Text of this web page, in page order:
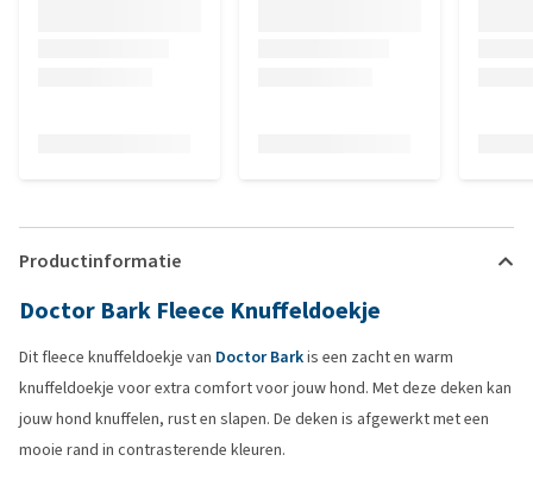
Productinformatie
Doctor Bark Fleece Knuffeldoekje
Dit fleece knuffeldoekje van Doctor Barkis een zacht en warm
knuffeldoekje voor extra comfort voor jouw hond. Met deze deken kan
jouw hond knuffelen, rust en slapen. De deken is afgewerkt met een
mooie rand in contrasterende kleuren.